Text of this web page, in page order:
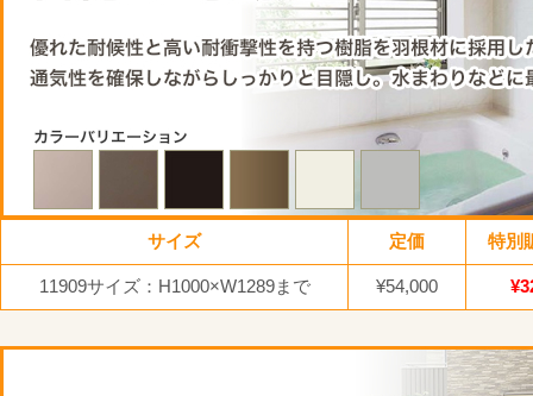
サイズ 定価 特別
11909サイズ：H1000×W1289まで ¥54,000